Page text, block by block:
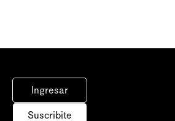
Ingresar
Suscribite